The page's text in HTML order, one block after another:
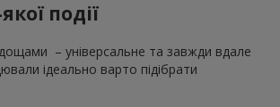
події
– універсальне та завжди вдале
ідеально варто підібрати